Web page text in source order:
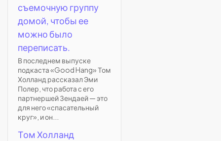
съемочную группу
домой, чтобы ее
можно было
переписать.
В последнем выпуске
подкаста «Good Hang» Том
Холланд рассказал Эми
Полер, что работа с его
партнершей Зендаей — это
для него «спасательный
круг», и он...
Том Холланд